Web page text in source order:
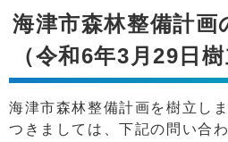
海津市森林整備計画
（令和6年3月29日樹
海津市森林整備計画を樹立し
つきましては、下記の問い合